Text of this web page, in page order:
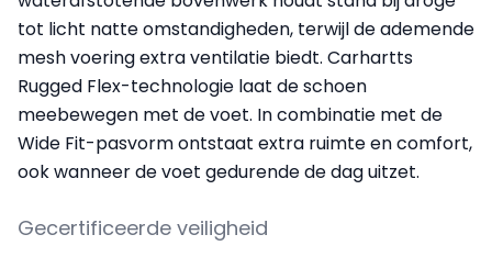
tot licht natte omstandigheden, terwijl de ademende
mesh voering extra ventilatie biedt. Carhartts
Rugged Flex-technologie laat de schoen
meebewegen met de voet. In combinatie met de
Wide Fit-pasvorm ontstaat extra ruimte en comfort,
ook wanneer de voet gedurende de dag uitzet.
Gecertificeerde veiligheid